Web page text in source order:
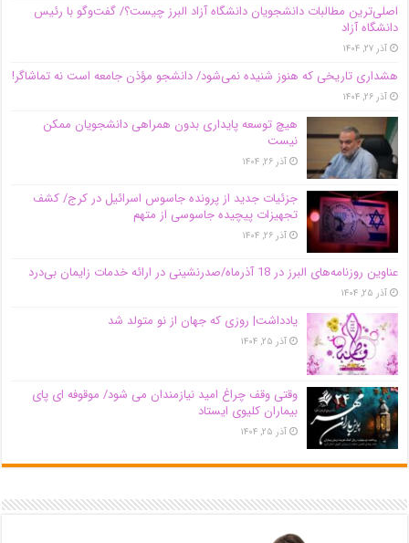
اصلی‌ترین مطالبات دانشجویان دانشگاه آزاد البرز چیست؟/ گفت‌وگو با رئیس
دانشگاه آز‌اد
آذر ۲۷, ۱۴۰۴
هشداری تاریخی که هنوز شنیده نمی‌شود/ دانشجو مؤذن جامعه است نه تماشاگر!
آذر ۲۶, ۱۴۰۴
هیچ توسعه پایداری بدون همراهی دانشجویان ممکن
نیست
آذر ۲۶, ۱۴۰۴
جزئیات جدید از پرونده جاسوس اسرائیل در کرج/‌ کشف
تجهیزات پیچیده جاسوسی از متهم
آذر ۲۶, ۱۴۰۴
عناوین روزنامه‌های البرز در ‌18 آذرماه/صدرنشینی در ارائه خدمات زایمان بی‌درد
آذر ۲۵, ۱۴۰۴
یادداشت| روزی که جهان از نو متولد شد
آذر ۲۵, ۱۴۰۴
وقتی وقف چراغ امید نیازمندان می شود/ موقوفه ای پای
بیماران کلیوی ایستاد
آذر ۲۵, ۱۴۰۴